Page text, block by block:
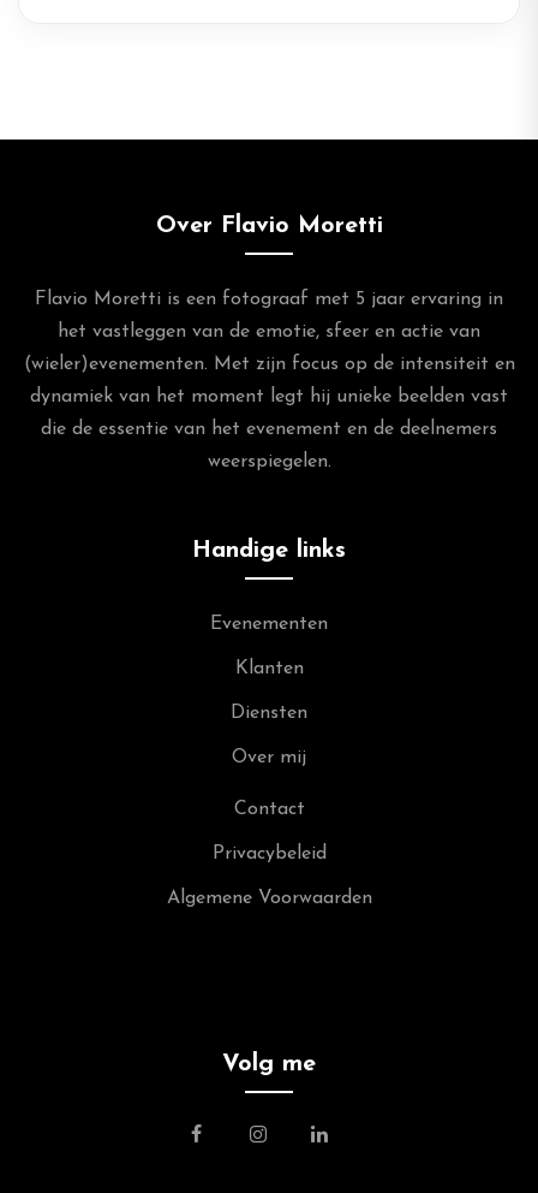
Over Flavio Moretti
Flavio Moretti is een fotograaf met 5 jaar ervaring in
het vastleggen van de emotie, sfeer en actie van
(wieler)evenementen. Met zijn focus op de intensiteit en
dynamiek van het moment legt hij unieke beelden vast
die de essentie van het evenement en de deelnemers
weerspiegelen.
Handige links
Evenementen
Klanten
Diensten
Over mij
Contact
Privacybeleid
Algemene Voorwaarden
Volg me